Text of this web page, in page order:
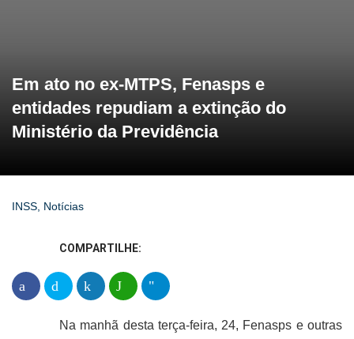
Em ato no ex-MTPS, Fenasps e
entidades repudiam a extinção do
Ministério da Previdência
INSS, Notícias
COMPARTILHE:
Na manhã desta terça-feira, 24, Fenasps e outras